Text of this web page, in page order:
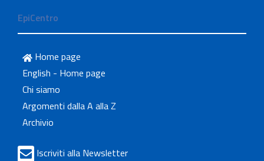
EpiCentro
Home page
English - Home page
Chi siamo
Argomenti dalla A alla Z
Archivio
Iscriviti alla Newsletter